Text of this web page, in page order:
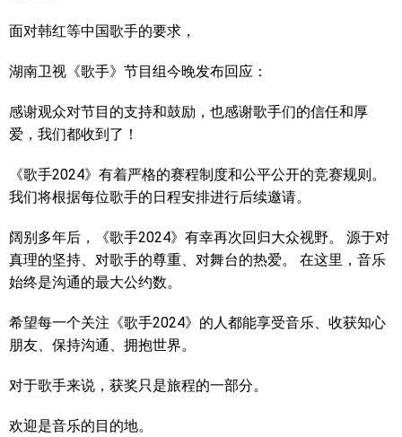
面对韩红等中国歌手的要求，
湖南卫视《歌手》节目组今晚发布回应：
感谢观众对节目的支持和鼓励，也感谢歌手们的信任和厚
爱，我们都收到了！
《歌手2024》有着严格的赛程制度和公平公开的竞赛规则。
我们将根据每位歌手的日程安排进行后续邀请。
阔别多年后，《歌手2024》有幸再次回归大众视野。 源于对
真理的坚持、对歌手的尊重、对舞台的热爱。 在这里，音乐
始终是沟通的最大公约数。
希望每一个关注《歌手2024》的人都能享受音乐、收获知心
朋友、保持沟通、拥抱世界。
对于歌手来说，获奖只是旅程的一部分。
欢迎是音乐的目的地。